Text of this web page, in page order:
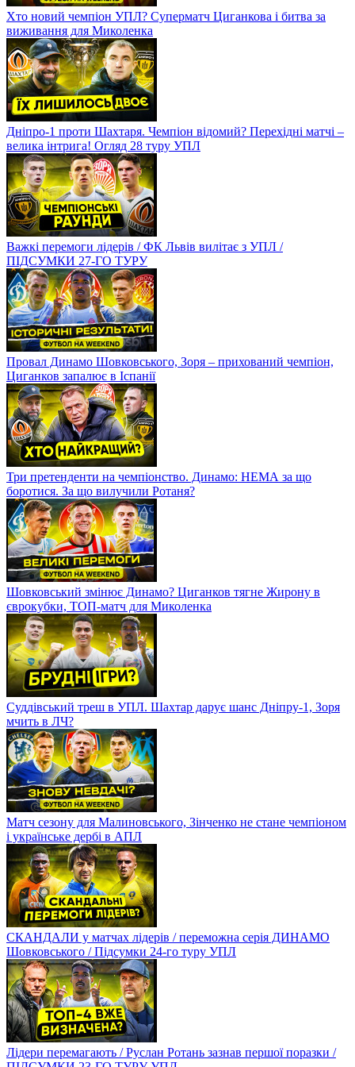
Хто новий чемпіон УПЛ? Суперматч Циганкова і битва за
виживання для Миколенка
Дніпро-1 проти Шахтаря. Чемпіон відомий? Перехідні матчі –
велика інтрига! Огляд 28 туру УПЛ
Важкі перемоги лідерів / ФК Львів вилітає з УПЛ /
ПІДСУМКИ 27-ГО ТУРУ
Провал Динамо Шовковського, Зоря – прихований чемпіон,
Циганков запалює в Іспанії
Три претенденти на чемпіонство. Динамо: НЕМА за що
боротися. За що вилучили Ротаня?
Шовковський змінює Динамо? Циганков тягне Жирону в
єврокубки, ТОП-матч для Миколенка
Суддівський треш в УПЛ. Шахтар дарує шанс Дніпру-1, Зоря
мчить в ЛЧ?
Матч сезону для Малиновського, Зінченко не стане чемпіоном
і українське дербі в АПЛ
СКАНДАЛИ у матчах лідерів / переможна серія ДИНАМО
Шовковського / Підсумки 24-го туру УПЛ
Лідери перемагають / Руслан Ротань зазнав першої поразки /